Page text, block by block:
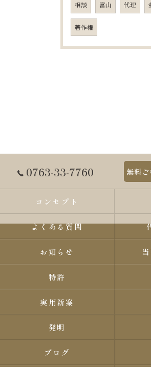
相談 富山 代理
著作権
0763-33-7760 無料
コンセプト
よくある質問
お知らせ
特許
実用新案
発明
ブログ